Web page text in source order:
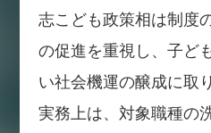
志こども政策相は制度
の促進を重視し、子ど
い社会機運の醸成に取
実務上は、対象職種の